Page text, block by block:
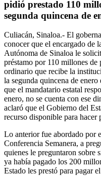
pidió prestado 110
segunda quincena de
Culiacán, Sinaloa.- El
conocer que el encargado de
Autónoma de Sinaloa le
préstamo por 110 millones de
ordinario que recibe la
la segunda quincena de
que el mandatario estatal
enero, no se cuenta con ese
aclaró que el Gobierno del
recurso disponible para hacer
Lo anterior fue abordado por
Conferencia Semanera, a
quienes le preguntaron sobre
ya había pagado los 200
Estado les prestó para pagar